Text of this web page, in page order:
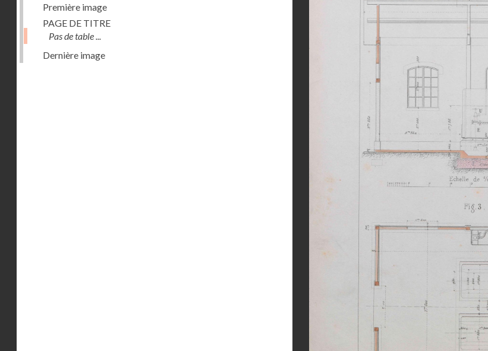
Première image
PAGE DE TITRE
Pas de table ...
Dernière image